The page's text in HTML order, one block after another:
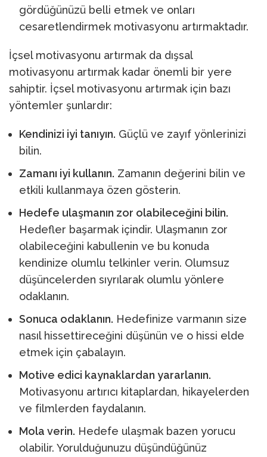
gördüğünüzü belli etmek ve onları
cesaretlendirmek motivasyonu artırmaktadır.
İçsel motivasyonu artırmak da dışsal
motivasyonu artırmak kadar önemli bir yere
sahiptir. İçsel motivasyonu artırmak için bazı
yöntemler şunlardır:
Kendinizi iyi tanıyın. Güçlü ve zayıf yönlerinizi
bilin.
Zamanı iyi kullanın. Zamanın değerini bilin ve
etkili kullanmaya özen gösterin.
Hedefe ulaşmanın zor olabileceğini bilin.
Hedefler başarmak içindir. Ulaşmanın zor
olabileceğini kabullenin ve bu konuda
kendinize olumlu telkinler verin. Olumsuz
düşüncelerden sıyrılarak olumlu yönlere
odaklanın.
Sonuca odaklanın. Hedefinize varmanın size
nasıl hissettireceğini düşünün ve o hissi elde
etmek için çabalayın.
Motive edici kaynaklardan yararlanın.
Motivasyonu artırıcı kitaplardan, hikayelerden
ve filmlerden faydalanın.
Mola verin. Hedefe ulaşmak bazen yorucu
olabilir. Yorulduğunuzu düşündüğünüz